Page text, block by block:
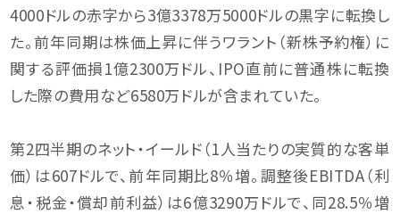
4000ドルの赤字から3億3378万5000ドルの黒字に転換し
た。前年同期は株価上昇に伴うワラント（新株予約権）に
関する評価損1億2300万ドル、IPO直前に普通株に転換
した際の費用など6580万ドルが含まれていた。
第2四半期のネット・イールド（1人当たりの実質的な客単
価）は607ドルで、前年同期比8％増。調整後EBITDA（利
息・税金・償却前利益）は6億3290万ドルで、同28.5％増